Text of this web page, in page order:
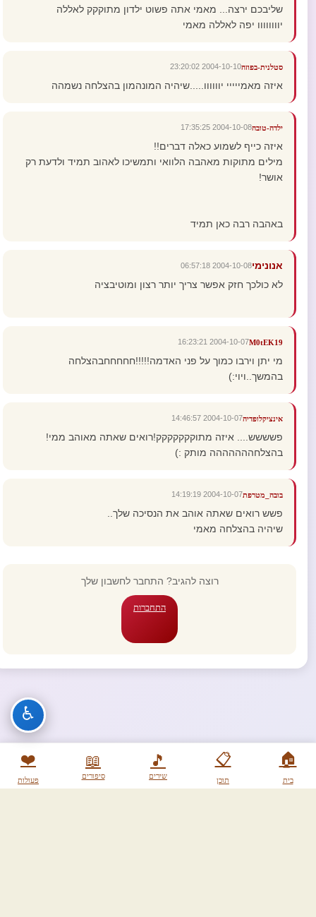
🏠
בית
📋
תוכן
🎵
שירים
📖
סיפורים
❤️
פעולות
שליבכם ירצה... מאמי אתה פשוט ילדון מתוקקק לאללה
יוווווווו יפה לאללה מאמי
סטלנית-בפוזה2004-10-10 23:20:02
איזה מאמייייי יוווווו.....שיהיה המונהמון בהצלחה נשמהה
ילדה-טובה2004-10-08 17:35:25
איזה כייף לשמוע כאלה דברים!!
מילים מתוקות מאהבה הלוואי ותמשיכו לאהוב תמיד ולדעת רק
אושר!
באהבה רבה כאן תמיד
אנונימי2004-10-08 06:57:18
לא כולכך חזק אפשר צריך יותר רצון ומוטיבציה
M0tEK19
2004-10-07 16:23:21
מי יתן וירבו כמוך על פני האדמה!!!!!חחחחחבהצלחה
בהמשך..ויוי:)
אינציקלופדיה2004-10-07 14:46:57
פשששש.... איזה מתוקקקקקקק!רואים שאתה מאוהב ממי!
בהצלחההההההה מותק :)
בובה_מטרפת2004-10-07 14:19:19
פשש רואים שאתה אוהב את הנסיכה שלך..
שיהיה בהצלחה מאמי
רוצה להגיב? התחבר לחשבון שלך
התחברות
♿